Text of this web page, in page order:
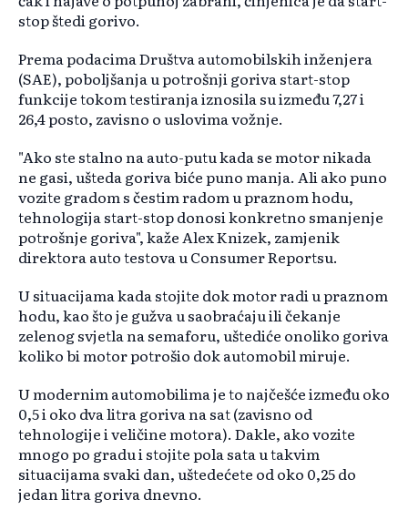
stop štedi gorivo.
Prema podacima Društva automobilskih inženjera
(SAE), poboljšanja u potrošnji goriva start-stop
funkcije tokom testiranja iznosila su između 7,27 i
26,4 posto, zavisno o uslovima vožnje.
"Ako ste stalno na auto-putu kada se motor nikada
ne gasi, ušteda goriva biće puno manja. Ali ako puno
vozite gradom s čestim radom u praznom hodu,
tehnologija start-stop donosi konkretno smanjenje
potrošnje goriva", kaže Alex Knizek, zamjenik
direktora auto testova u Consumer Reportsu.
U situacijama kada stojite dok motor radi u praznom
hodu, kao što je gužva u saobraćaju ili čekanje
zelenog svjetla na semaforu, uštediće onoliko goriva
koliko bi motor potrošio dok automobil miruje.
U modernim automobilima je to najčešće između oko
0,5 i oko dva litra goriva na sat (zavisno od
tehnologije i veličine motora). Dakle, ako vozite
mnogo po gradu i stojite pola sata u takvim
situacijama svaki dan, uštedećete od oko 0,25 do
jedan litra goriva dnevno.